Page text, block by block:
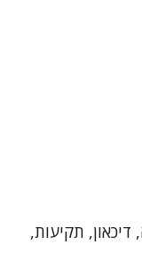
תקיעות,